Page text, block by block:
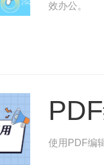
效办公。
使用PDF编